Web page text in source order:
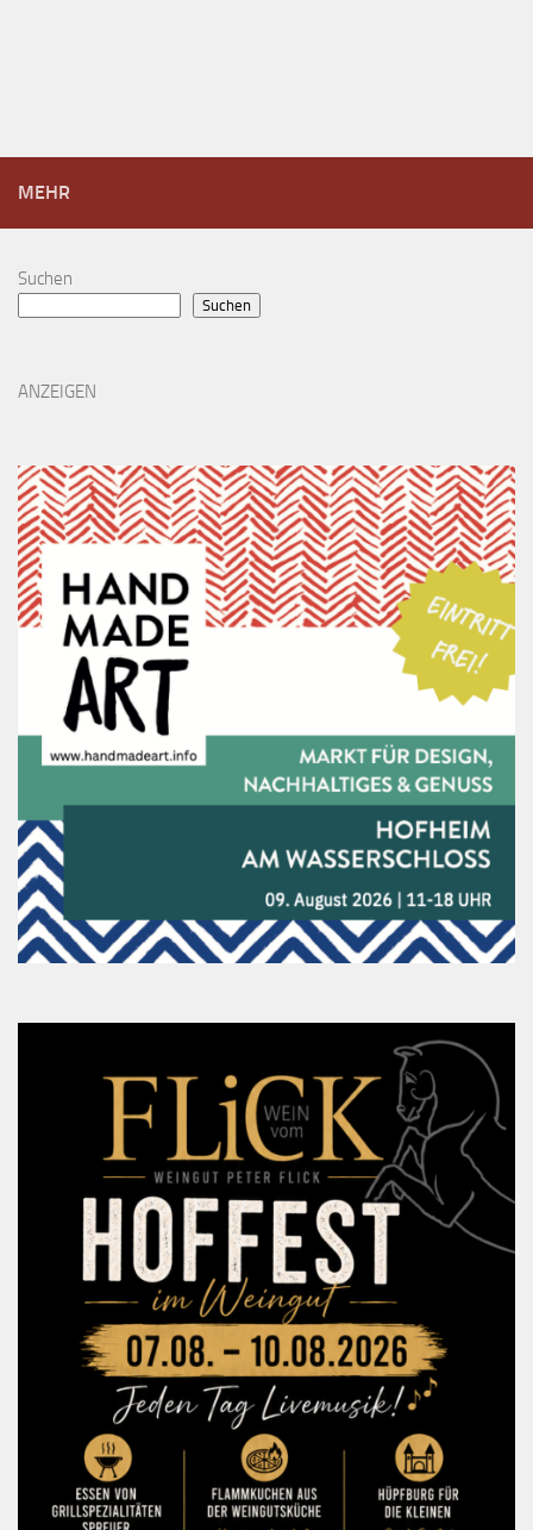
MEHR
Suchen
Suchen
ANZEIGEN